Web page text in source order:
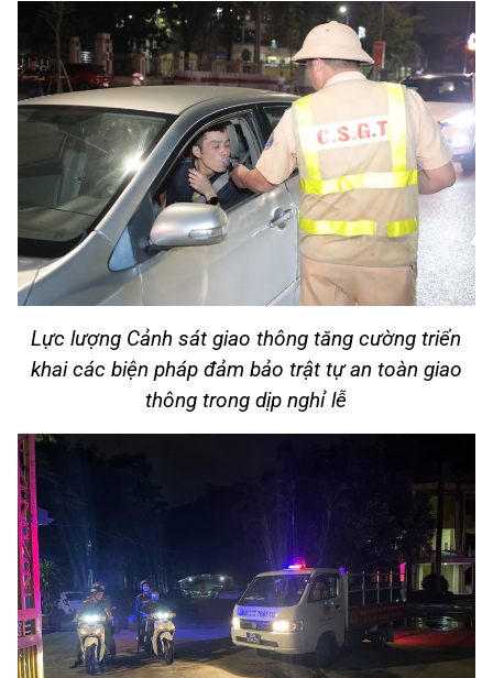
Lực lượng Cảnh sát giao thông tăng cường triển
khai các biện pháp đảm bảo trật tự an toàn giao
thông trong dịp nghỉ lễ